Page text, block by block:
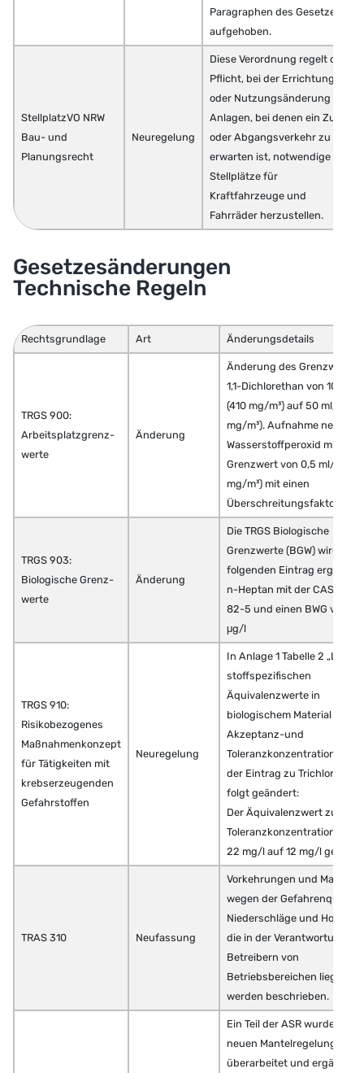
Paragraphen des Gesetzes
aufgehoben.
StellplatzVO NRW
Bau- und
Planungsrecht
Neuregelung
Diese Verordnung regelt die
Pflicht, bei der Errichtung
oder Nutzungsänderung von
Anlagen, bei denen ein Zu-
oder Abgangsverkehr zu
erwarten ist, notwendige
Stellplätze für
Kraftfahrzeuge und
Fahrräder herzustellen.
Gesetzesänderungen
Technische Regeln
Rechtsgrundlage Art Änderungsdetails
TRGS 900:
Arbeitsplatzgrenz-
werte
Änderung
Änderung des
1,1-Dichlorethan von 100 ml/
(410 mg/m³) auf 50 ml/m³
mg/m³). Aufnahme neuer
Wasserstoffperoxid mit
Grenzwert von 0,5 ml/m³
mg/m³) mit einen
Überschreitungsfaktor von
TRGS 903:
Biologische Grenz-
werte
Änderung
Die TRGS Biologische
Grenzwerte (BGW) wird um
folgenden Eintrag ergänzt:
n-Heptan mit der CAS-Nr.
82-5 und einen BWG von
μg/l
TRGS 910:
Risikobezogenes
Maßnahmenkonzept
für Tätigkeiten mit
krebserzeugenden
Gefahrstoffen
Neuregelung
In Anlage 1 Tabelle 2 „Liste
stoffspezifischen
Äquivalenzwerte in
biologischem Material zu
Akzeptanz-und
Toleranzkonzentrationen“
der Eintrag zu Trichlorethen
folgt geändert:
Der Äquivalenzwert zur
Toleranzkonzentration wird
22 mg/l auf 12 mg/l
TRAS 310 Neufassung
Vorkehrungen und
wegen der Gefahrenquellen
Niederschläge und
die in der Verantwortung
Betreibern von
Betriebsbereichen liegen,
werden beschrieben.
Ein Teil der ASR wurden in
neuen Mantelregelung
überarbeitet und ergänzt.